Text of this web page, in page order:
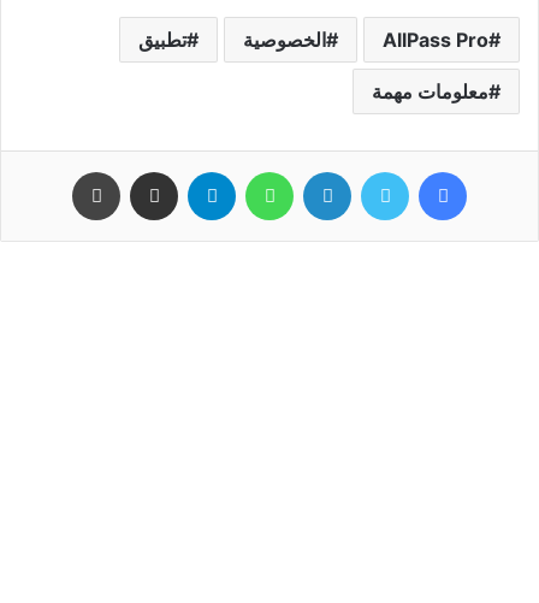
AllPass Pro الخصوصية تطبيق
معلومات مهمة
فيسبوك تويتر لينكدإن واتساب تيلقرام مشاركة عبر البريد